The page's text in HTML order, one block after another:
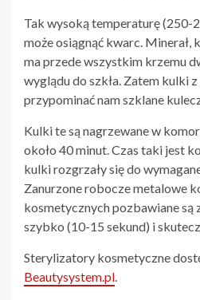
Tak wysoką temperaturę (250-
może osiągnąć kwarc. Minerał,
ma przede wszystkim krzemu
wyglądu do szkła. Zatem kulki
przypominać nam szklane
Kulki te są nagrzewane w
około 40 minut. Czas taki jest
kulki rozgrzały się do
Zanurzone robocze metalowe
kosmetycznych pozbawiane są
szybko (10-15 sekund) i
Sterylizatory kosmetyczne
Beautysystem.pl